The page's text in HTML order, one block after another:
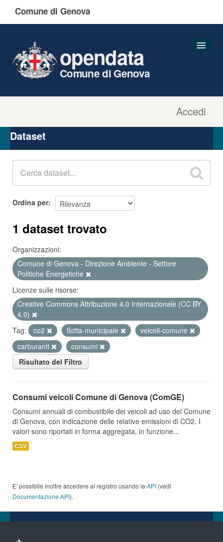
Comune di Genova
Accedi
opendata
Comune di Genova
Organizzazioni
Gruppi
Dataset
Ordina per
1 dataset trovato
Organizzazioni:
Comune di Genova - Direzione Ambiente - Settore
Politiche Energetiche
Licenze sulle risorse:
Creative Commons Attribuzione 4.0 Internazionale (CC BY
4.0)
Tag:
co2 flotta-municipale
veicoli-comune
carburanti
consumi
Risultato del Filtro
Consumi veicoli Comune di Genova (ComGE)
Consumi annuali di combustibile dei veicoli ad uso del Comune
di Genova, con indicazione delle relative emissioni di CO2. I
valori sono riportati in forma aggregata, in funzione...
CSV
E' possibile inoltre accedere al registro usando le API (vedi
Documentazione API).